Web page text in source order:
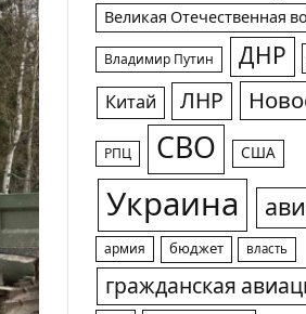
Великая Отечественная
Владимир Путин ДНР
Китай ЛНР
РПЦ СВО США
Украина
армия бюджет власть
гражданская